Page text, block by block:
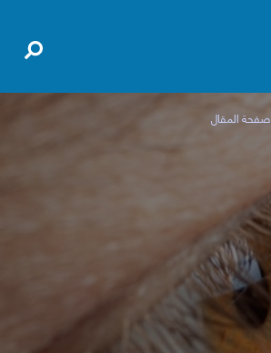
صفحة المقال